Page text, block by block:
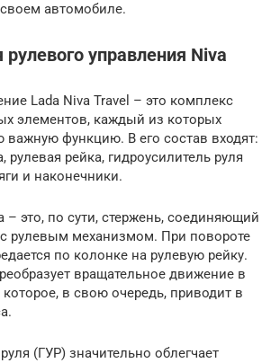
автомобиле.
рулевого управления Niva
Lada Niva Travel – это комплекс
элементов, каждый из которых
функцию. В его состав входят:
рулевая рейка, гидроусилитель руля
и наконечники.
– это, по сути, стержень, соединяющий
рулевым механизмом. При повороте
по колонке на рулевую рейку.
вращательное движение в
которое, в свою очередь, приводит в
(ГУР) значительно облегчает